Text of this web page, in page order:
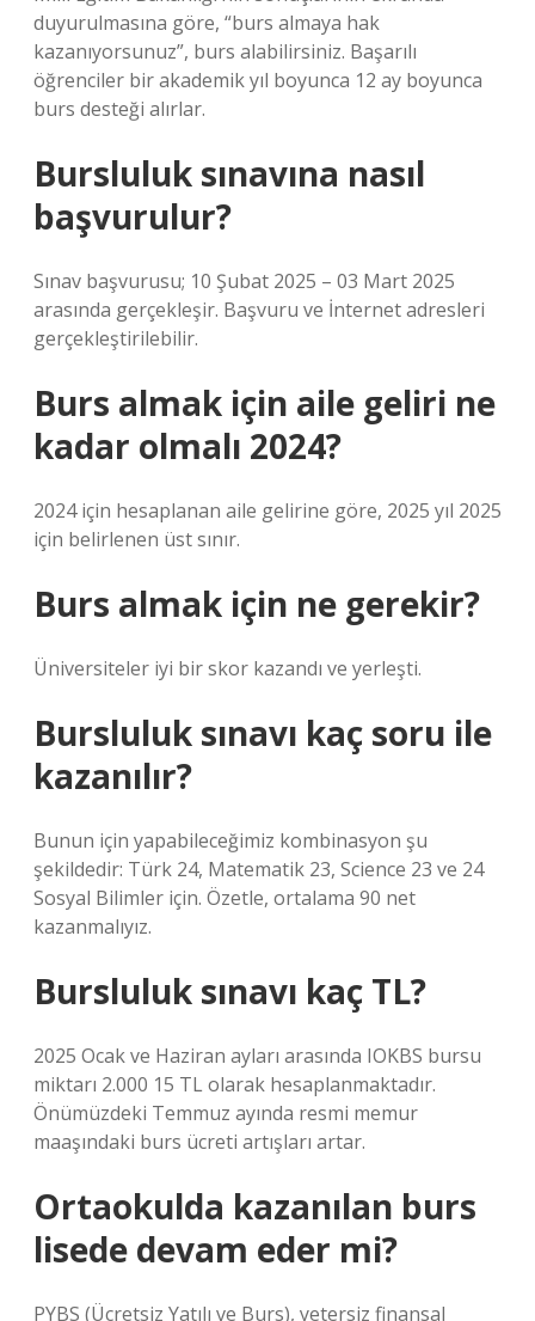
duyurulmasına göre, “burs almaya hak
kazanıyorsunuz”, burs alabilirsiniz. Başarılı
öğrenciler bir akademik yıl boyunca 12 ay boyunca
burs desteği alırlar.
Bursluluk sınavına nasıl
başvurulur?
Sınav başvurusu; 10 Şubat 2025 – 03 Mart 2025
arasında gerçekleşir. Başvuru ve İnternet adresleri
gerçekleştirilebilir.
Burs almak için aile geliri ne
kadar olmalı 2024?
2024 için hesaplanan aile gelirine göre, 2025 yıl 2025
için belirlenen üst sınır.
Burs almak için ne gerekir?
Üniversiteler iyi bir skor kazandı ve yerleşti.
Bursluluk sınavı kaç soru ile
kazanılır?
Bunun için yapabileceğimiz kombinasyon şu
şekildedir: Türk 24, Matematik 23, Science 23 ve 24
Sosyal Bilimler için. Özetle, ortalama 90 net
kazanmalıyız.
Bursluluk sınavı kaç TL?
2025 Ocak ve Haziran ayları arasında IOKBS bursu
miktarı 2.000 15 TL olarak hesaplanmaktadır.
Önümüzdeki Temmuz ayında resmi memur
maaşındaki burs ücreti artışları artar.
Ortaokulda kazanılan burs
lisede devam eder mi?
PYBS (Ücretsiz Yatılı ve Burs), yetersiz finansal